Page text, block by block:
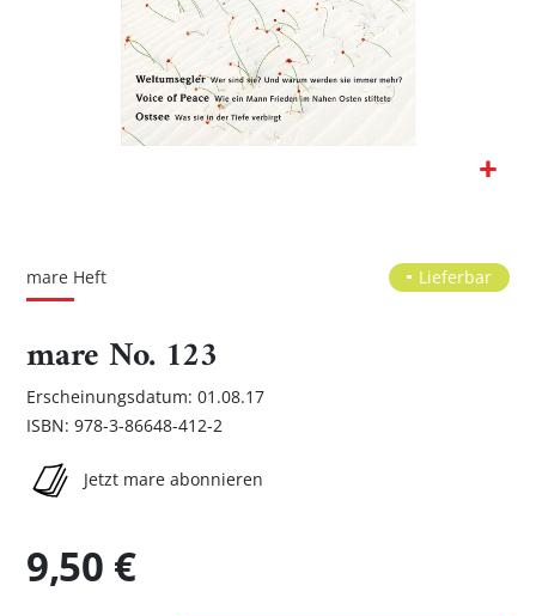
Bildgalerie
mare Heft Lieferbar
mare No. 123
Erscheinungsdatum: 01.08.17
ISBN: 978-3-86648-412-2
Jetzt mare abonnieren
9,50 €